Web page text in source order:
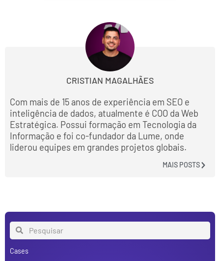
CRISTIAN MAGALHÃES
Com mais de 15 anos de experiência em SEO e
inteligência de dados, atualmente é COO da Web
Estratégica. Possui formação em Tecnologia da
Informação e foi co-fundador da Lume, onde
liderou equipes em grandes projetos globais.
MAIS POSTS
Cases